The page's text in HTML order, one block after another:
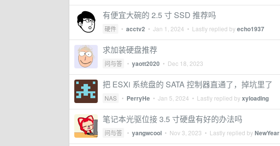
有便宜大碗的 2.5 寸 SSD 推荐吗
硬件 • acctv2 • Jan 1, 2024 • Lastly replied byecho1937
求加装硬盘推荐
问与答 • yaott2020 • Dec 18, 2023
把 ESXi 系统盘的 SATA 控制器直通了，掉坑里了
NAS • PerryHe • Jan 5, 2024 • Lastly replied byxyloading
笔记本光驱位接 3.5 寸硬盘有好的办法吗
问与答 • yangwcool • Nov 3, 2023 • Lastly replied byNewYear